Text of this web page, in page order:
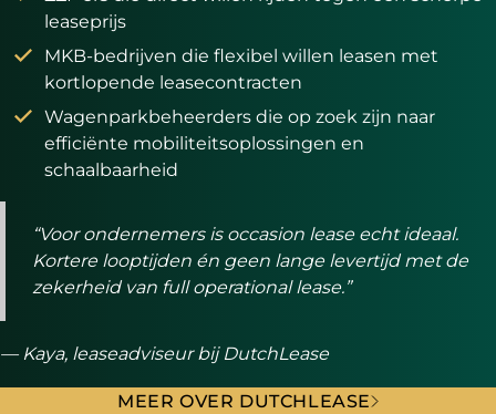
leaseprijs
MKB-bedrijven die flexibel willen leasen met
kortlopende leasecontracten
Wagenparkbeheerders die op zoek zijn naar
efficiënte mobiliteitsoplossingen en
schaalbaarheid
“Voor ondernemers is occasion lease echt ideaal.
Kortere looptijden én geen lange levertijd met de
zekerheid van full operational lease.”
— Kaya, leaseadviseur bij DutchLease
MEER OVER DUTCHLEASE